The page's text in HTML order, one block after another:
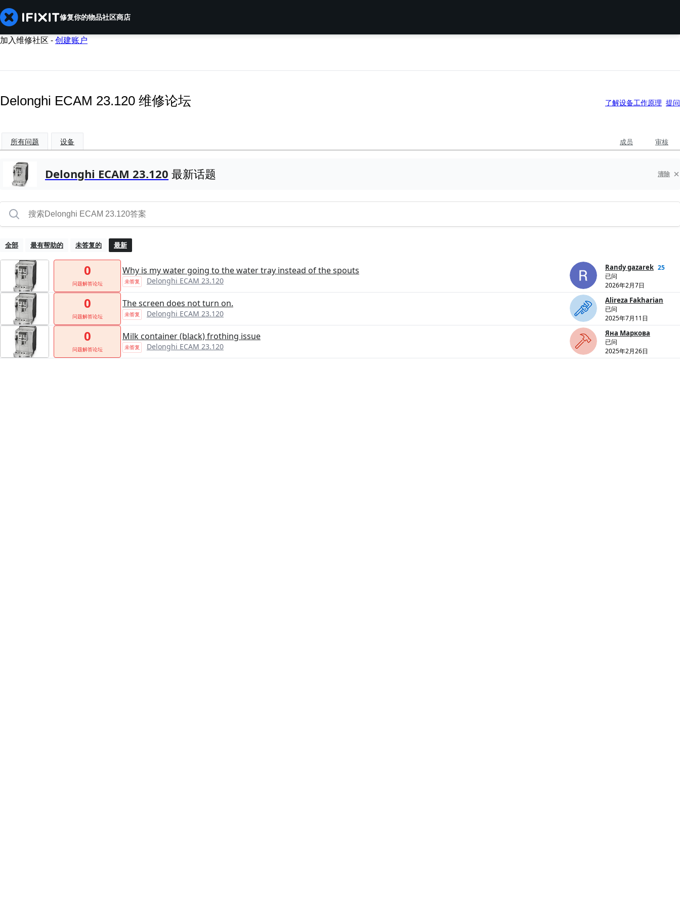
修复你的物品社区商店
加入维修社区 -创建账户
Delonghi ECAM 23.120 维修论坛 了解设备工作原理 提问
所有问题 设备 成员 审核
Delonghi ECAM 23.120 最新话题 清除
全部 最有帮助的 未答复的 最新
0
问题解答论坛
Why is my water going to the water tray instead of the spouts
未答复 Delonghi ECAM 23.120
Randy gazarek 25
已问
2026年2月7日
0
问题解答论坛
The screen does not turn on.
未答复 Delonghi ECAM 23.120
Alireza Fakharian
已问
2025年7月11日
0
问题解答论坛
Milk container (black) frothing issue
未答复 Delonghi ECAM 23.120
Яна Маркова
已问
2025年2月26日